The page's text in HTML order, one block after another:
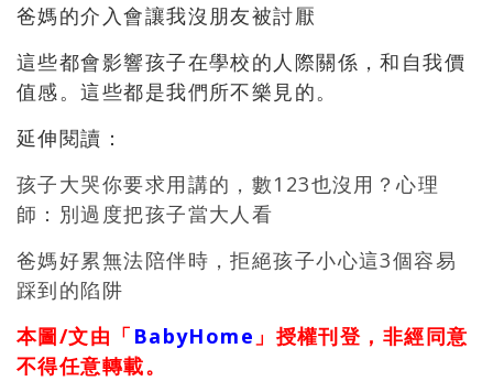
爸媽的介入會讓我沒朋友被討厭
這些都會影響孩子在學校的人際關係，和自我價
值感。這些都是我們所不樂見的。
延伸閱讀：
孩子大哭你要求用講的，數123也沒用？心理
師： 別過度把孩子當大人看
爸媽好累無法陪伴時，拒絕孩子小心這3個容易
踩到的陷阱
本圖/文由「 BabyHome 」授權刊登，非經同意
不得任意轉載。